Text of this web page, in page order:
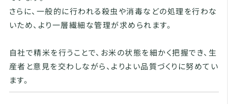
さらに、一般的に行われる殺虫や消毒などの処理を行わな
いため、より一層繊細な管理が求められます。
自社で精米を行うことで、お米の状態を細かく把握でき、生
産者と意見を交わしながら、よりよい品質づくりに努めてい
ます。